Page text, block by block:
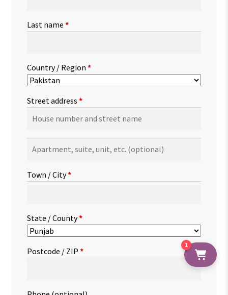
Last name *
Country / Region *
Street address *
suite,
etc.(optional)
Town / City*
State / County*
Postcode / ZIP *
1